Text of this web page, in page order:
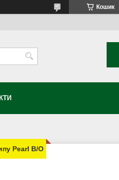
Кошик
Pearl B/O